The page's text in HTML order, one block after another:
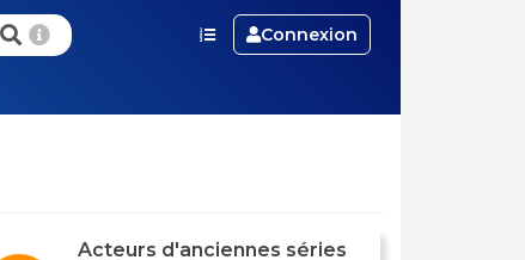
Connexion
Acteurs d'anciennes séries